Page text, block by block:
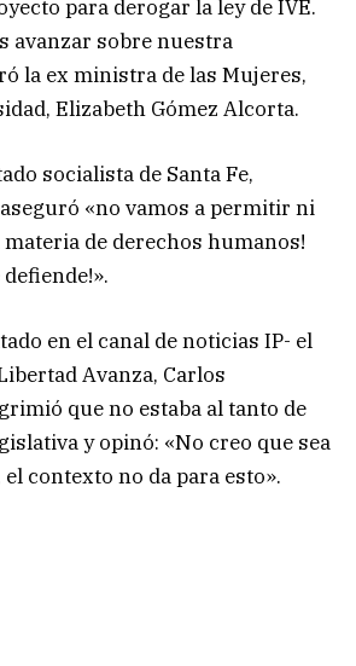
para derogar la ley de IVE.
avanzar sobre nuestra
la ex ministra de las Mujeres,
Elizabeth Gómez Alcorta.
socialista de Santa Fe,
«no vamos a permitir ni
de derechos humanos!
en el canal de noticias IP- el
Avanza, Carlos
que no estaba al tanto de
y opinó: «No creo que sea
contexto no da para esto».